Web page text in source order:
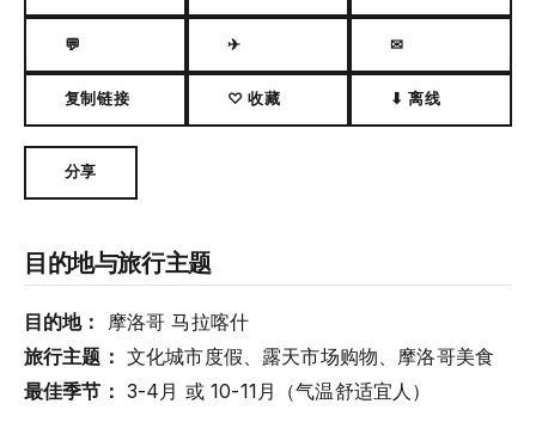
💬 ✈ ✉
复制链接 ♡ 收藏 ⬇ 离线
分享
目的地与旅行主题
目的地：
摩洛哥 马拉喀什
旅行主题： 文化城市度假、露天市场购物、摩洛哥美食
最佳季节： 3-4月 或 10-11月（气温舒适宜人）